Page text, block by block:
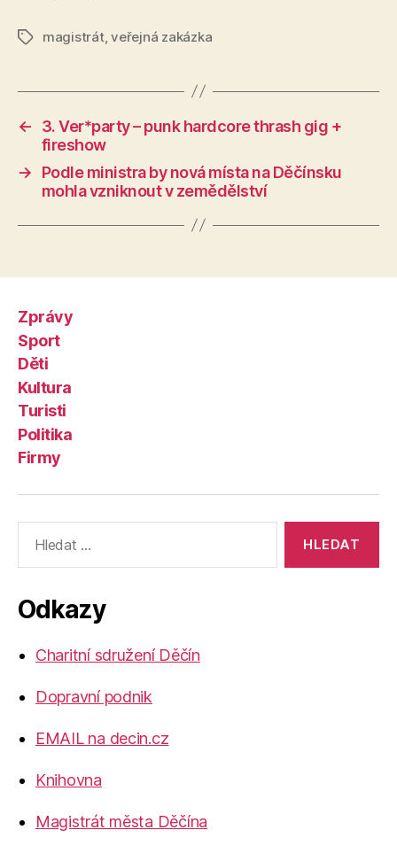
Štítkymagistrát,veřejná zakázka
←
3. Ver*party – punk hardcore thrash gig +
fireshow
→
Podle ministra by nová místa na Děčínsku
mohla vzniknout v zemědělství
Zprávy
Sport
Děti
Kultura
Turisti
Politika
Firmy
vyhledávání:
Odkazy
Charitní sdružení Děčín
Dopravní podnik
EMAIL na decin.cz
Knihovna
Magistrát města Děčína